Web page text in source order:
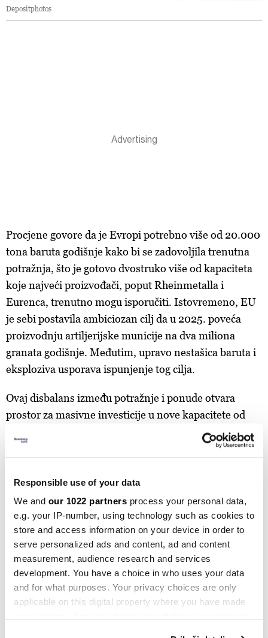
Responsible use of your data
We and our 1022 partners process your personal data,
e.g. your IP-number, using technology such as cookies to
store and access information on your device in order to
serve personalized ads and content, ad and content
measurement, audience research and services
development. You have a choice in who uses your data
and for what purposes. Your privacy choices are only
applicable on this digital property where you have made
Depositphotos
Procjene govore da je Evropi potrebno više od 20.000
tona baruta godišnje kako bi se zadovoljila trenutna
potražnja, što je gotovo dvostruko više od kapaciteta
koje najveći proizvođači, poput Rheinmetalla i
Eurenca, trenutno mogu isporučiti. Istovremeno, EU
je sebi postavila ambiciozan cilj da u 2025. poveća
proizvodnju artiljerijske municije na dva miliona
granata godišnje. Međutim, upravo nestašica baruta i
eksploziva usporava ispunjenje tog cilja.
Ovaj disbalans između potražnje i ponude otvara
prostor za masivne investicije u nove kapacitete od
Francuske, gdje Eurenco širi proizvodnju, do Švedske
i Njemačke, koje grade nove fabrike TNT-a i
upozoravaju da će tržište baruta ostati napeto i
deficitarno najmanje do kraja decenije.
DirektorPrivrednog društva Igman d.d.
Konjic AdnanPrevljakranijeje donioodluku da
radnici koriste preostali dio godišnjeg odmora za
2025. godinu, počevši od 2. septembra nakon što je
Vlada Srbije zabranila izvoz naoružanja i vojne
opreme, što je izazvalo zastoj u isporuci baruta,